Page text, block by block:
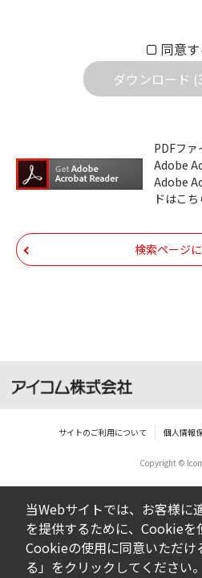
社は一切の責任を負いま
ルの内容などの変更は一
機器のコントロールコマ
びその他すべてのダウン
いての著作権を含むすべ
帰属します。ダウンロー
個人で使用される以外に
せんのでご了承ください。
告なく改良及び変更され
ダウンロードサービスに
ファームウェアデータに
コンの基本システムを制
ですから、データの書換
よって失敗した場合、パ
同意す
ダウンロード
PDFファ
Adobe
Adobe
ドはこち
検索ページ
サイトのご利用について 個人情報
Copyright ©
当Webサイトでは、お客様に
を提供するために、Cookieを
Cookieの使用に同意いただけ
る」をクリックしてください。